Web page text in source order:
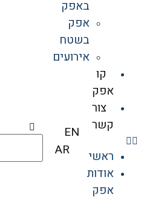
באפק
אפק
בשטח
אירועים
קו
אפק
צור
קשר
ראשי
אודות
אפק
EN
AR